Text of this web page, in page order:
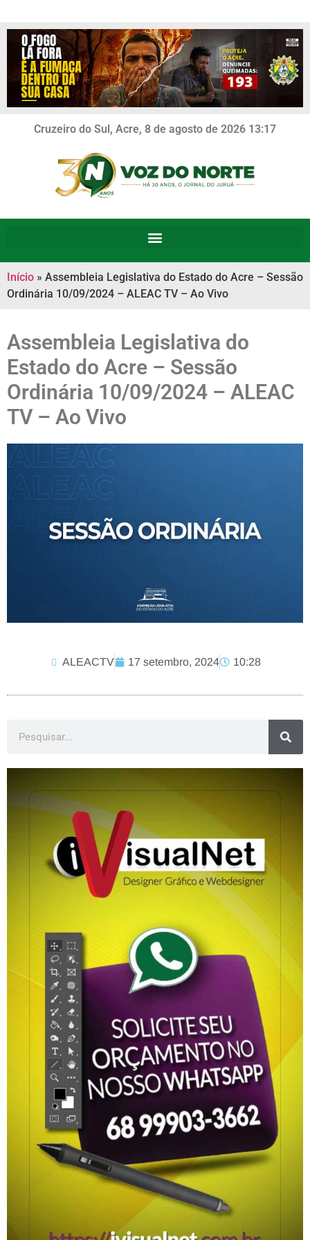
Cruzeiro do Sul, Acre, 8 de agosto de 2026 13:17
Início » Assembleia Legislativa do Estado do Acre – Sessão
Ordinária 10/09/2024 – ALEAC TV – Ao Vivo
Assembleia Legislativa do
Estado do Acre – Sessão
Ordinária 10/09/2024 – ALEAC
TV – Ao Vivo
ALEACTV 17 setembro, 2024 10:28